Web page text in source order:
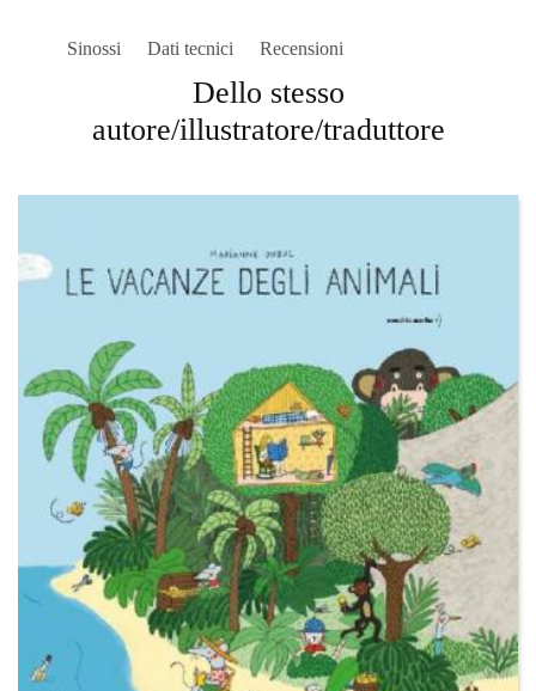
Sinossi Dati tecnici Recensioni
Dello stesso
autore/illustratore/traduttore